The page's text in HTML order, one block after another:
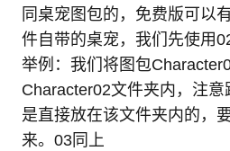
同桌宠图包的，免费版可以
件自带的桌宠，我们先使用
举例：我们将图包
Character02文件夹内，注
是直接放在该文件夹内的，
来。03同上